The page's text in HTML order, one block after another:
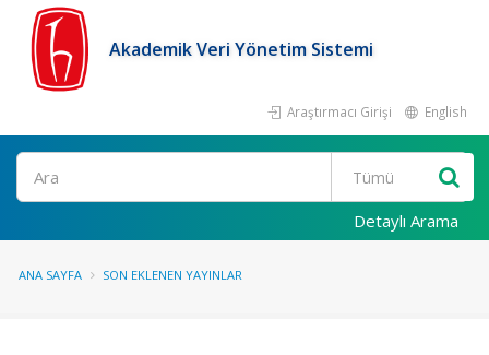
Akademik Veri Yönetim Sistemi
Araştırmacı Girişi English
Ara
Detaylı Arama
ANA SAYFA SON EKLENEN YAYINLAR